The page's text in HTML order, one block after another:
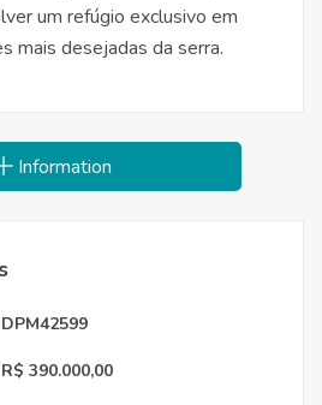
um refúgio exclusivo em
mais desejadas da serra.
Information
DPM42599
R$ 390.000,00